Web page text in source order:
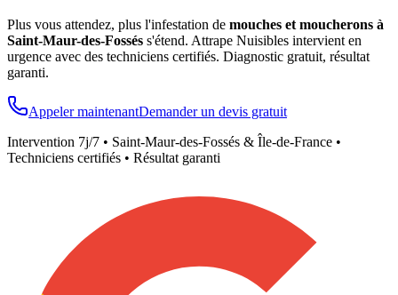
Plus vous attendez, plus l'infestation de mouches et moucherons à
Saint-Maur-des-Fossés s'étend. Attrape Nuisibles intervient en
urgence avec des techniciens certifiés. Diagnostic gratuit, résultat
garanti.
Appeler maintenantDemander un devis gratuit
Intervention 7j/7 • Saint-Maur-des-Fossés & Île-de-France •
Techniciens certifiés • Résultat garanti